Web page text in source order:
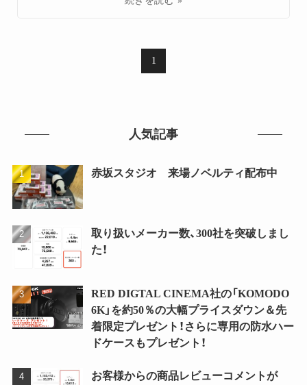
1
人気記事
赤坂スタジオ 来場ノベルティ配布中
取り扱いメーカー数、300社を突破しまし
た！
RED DIGTAL CINEMA社の「KOMODO
6K」を約50％の大幅プライスダウン＆先
着限定プレゼント！さらに専用の防水ハー
ドケースもプレゼント！
お客様からの商品レビューコメントが